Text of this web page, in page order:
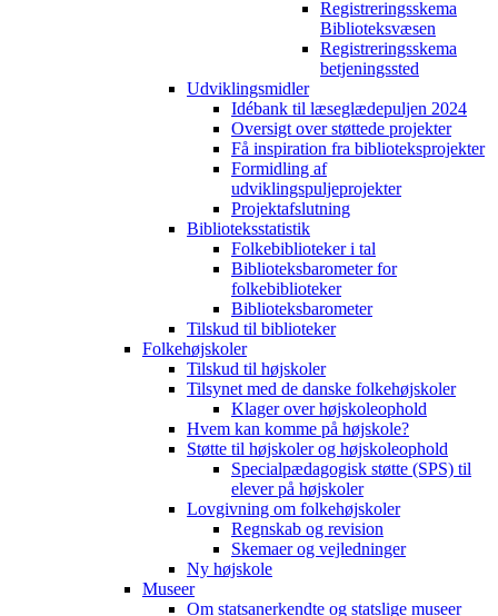
Registreringsskema
Biblioteksvæsen
Registreringsskema
betjeningssted
Udviklingsmidler
Idébank til læseglædepuljen 2024
Oversigt over støttede projekter
Få inspiration fra biblioteksprojekter
Formidling af
udviklingspuljeprojekter
Projektafslutning
Biblioteksstatistik
Folkebiblioteker i tal
Biblioteksbarometer for
folkebiblioteker
Biblioteksbarometer
Tilskud til biblioteker
Folkehøjskoler
Tilskud til højskoler
Tilsynet med de danske folkehøjskoler
Klager over højskoleophold
Hvem kan komme på højskole?
Støtte til højskoler og højskoleophold
Specialpædagogisk støtte (SPS) til
elever på højskoler
Lovgivning om folkehøjskoler
Regnskab og revision
Skemaer og vejledninger
Ny højskole
Museer
Om statsanerkendte og statslige museer